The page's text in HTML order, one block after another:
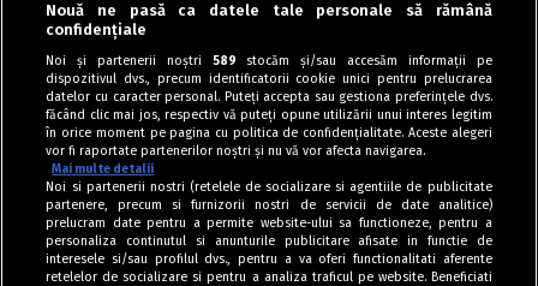
Nouă ne pasă ca datele tale personale să rămână
confidențiale
Noi și partenerii noștri 589 stocăm și/sau accesăm informații pe
dispozitivul dvs., precum identificatorii cookie unici pentru prelucrarea
datelor cu caracter personal. Puteți accepta sau gestiona preferințele dvs.
făcând clic mai jos, respectiv vă puteți opune utilizării unui interes legitim
în orice moment pe pagina cu politica de confidențialitate. Aceste alegeri
vor fi raportate partenerilor noștri și nu vă vor afecta navigarea.
Mai multe detalii
Noi si partenerii nostri (retelele de socializare si agentiile de publicitate
partenere, precum si furnizorii nostri de servicii de date analitice)
prelucram date pentru a permite website-ului sa functioneze, pentru a
personaliza continutul si anunturile publicitare afisate in functie de
interesele si/sau profilul dvs., pentru a va oferi functionalitati aferente
retelelor de socializare si pentru a analiza traficul pe website. Beneficiati